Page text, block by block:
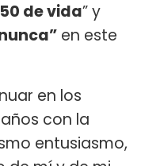
de vida” y
en este
en los
con la
entusiasmo,